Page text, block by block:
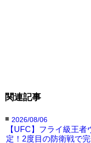
関連記事
■ 2026/08/06
【UFC】フライ級王
定！2度目の防衛戦で